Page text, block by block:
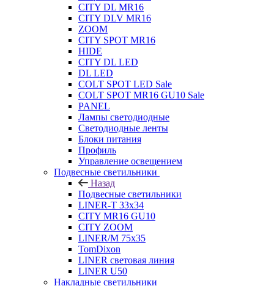
CITY DL MR16
CITY DLV MR16
ZOOM
CITY SPOT MR16
HIDE
CITY DL LED
DL LED
COLT SPOT LED Sale
COLT SPOT MR16 GU10 Sale
PANEL
Лампы светодиодные
Светодиодные ленты
Блоки питания
Профиль
Управление освещением
Подвесные светильники
Назад
Подвесные светильники
LINER-T 33x34
CITY MR16 GU10
CITY ZOOM
LINER/M 75х35
TomDixon
LINER световая линия
LINER U50
Накладные светильники